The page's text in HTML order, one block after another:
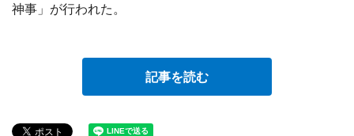
神事」が行われた。
記事を読む